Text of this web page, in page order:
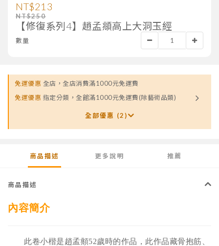
NT$213
NT$250
【修復系列4】趙孟頫高上大洞玉經
數量
免運優惠 全店，全店消費滿1000元免運費
免運優惠 指定分類，全館滿1000元免運費(除藝術品類)
全部優惠 (2)
商品描述 更多說明 推薦
商品描述
內容簡介
此卷小楷是趙孟頫52歲時的作品，此作品藏骨抱筋、